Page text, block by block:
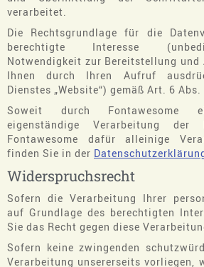
verarbeitet.
Die Rechtsgrundlage für die
berechtigte Interesse
Notwendigkeit zur Bereitstellung und
Ihnen durch Ihren Aufruf
Dienstes „Website“) gemäß Art. 6
Soweit durch Fontawesome
eigenständige Verarbeitung
Fontawesome dafür alleinige
finden Sie in der
Widerspruchsrecht
Sofern die Verarbeitung Ihrer
auf Grundlage des berechtigten
Sie das Recht gegen diese
Sofern keine zwingenden
Verarbeitung unsererseits vorliegen,